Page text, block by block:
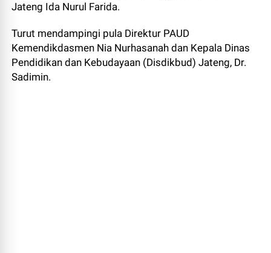
Jateng Ida Nurul Farida.
Turut mendampingi pula Direktur PAUD
Kemendikdasmen Nia Nurhasanah dan Kepala Dinas
Pendidikan dan Kebudayaan (Disdikbud) Jateng, Dr.
Sadimin.